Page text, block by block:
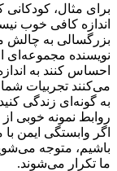
برای مثال، کودکانی
اندازه کافی خوب
بزرگسالی به چالش
نویسنده مجموعه‌ای
احساس ‌کنند به
می‌کنند تجربیات
به گونه‌ای زندگی
روابط نمونه خوبی
اگر وابستگی ایمن
باشیم، متوجه
ما تکرار می‌شوند.